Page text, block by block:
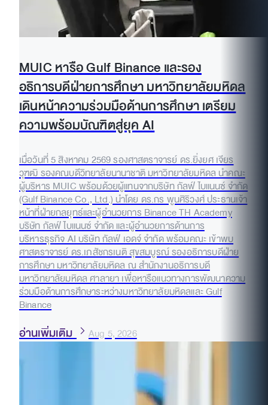
MUIC หารือ Gulf Binance และรอง
อธิการบดีฝ่ายการศึกษา มหาวิทยาลัยมหิดล
เดินหน้าความร่วมมือด้านการศึกษา เตรียม
ความพร้อมบัณฑิตสู่ยุค AI
เมื่อวันที่ 5 สิงหาคม 2569 รองศาสตราจารย์ ดร.ยิ่งยศ เจียร
วุฑฒิ รองคณบดีวิทยาลัยนานาชาติ มหาวิทยาลัยมหิดล นำคณะ
ผู้บริหาร MUIC พร้อมด้วยผู้แทนจากบริษัท กัลฟ์ ไบแนนซ์ จำกัด
(Gulf Binance Co., Ltd.) นำโดย ดร.กร พูนศิริวงศ์ ประธานเจ้า
หน้าที่ฝ่ายกลยุทธ์และผู้อำนวยการ Binance TH Academy
บริษัท กัลฟ์ ไบแนนซ์ จำกัด และผู้อำนวยการด้านการ
บริหารธุรกิจ AI บริษัท กัลฟ์ เอดจ์ จำกัด พร้อมคณะ เข้าพบ
ศาสตราจารย์ ดร.เภสัชกรเนติ สุขสมบูรณ์ รองอธิการบดีฝ่าย
การศึกษา มหาวิทยาลัยมหิดล ณ สำนักงานอธิการบดี
มหาวิทยาลัยมหิดล ศาลายา เพื่อหารือแนวทางการพัฒนาความ
ร่วมมือด้านการศึกษาระหว่างมหาวิทยาลัยมหิดลและ Gulf
Binance
อ่านเพิ่มเติม Aug 5, 2026